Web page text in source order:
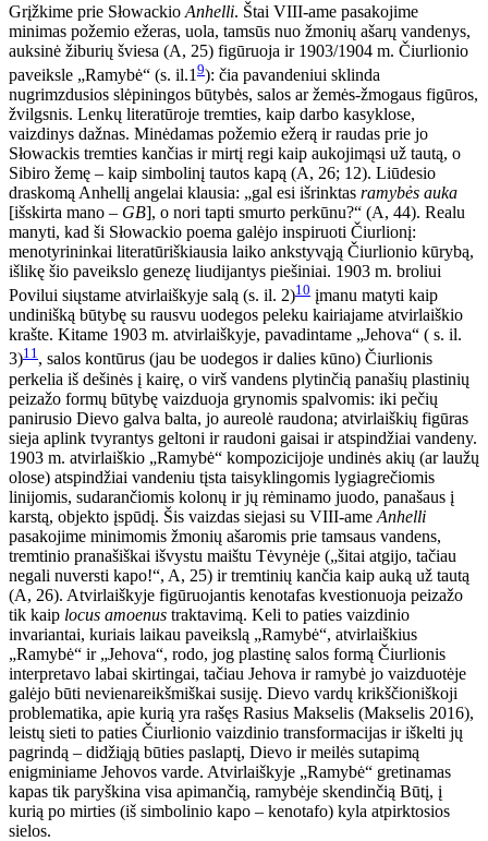
Grįžkime prie Słowackio Anhelli. Štai VIII-ame pasakojime
minimas požemio ežeras, uola, tamsūs nuo žmonių ašarų vandenys,
auksinė žiburių šviesa (A, 25) figūruoja ir 1903/1904 m. Čiurlionio
paveiksle „Ramybė“ (s. il.1 9): čia pavandeniui sklinda
nugrimzdusios slėpiningos būtybės, salos ar žemės-žmogaus figūros,
žvilgsnis. Lenkų literatūroje tremties, kaip darbo kasyklose,
vaizdinys dažnas. Minėdamas požemio ežerą ir raudas prie jo
Słowackis tremties kančias ir mirtį regi kaip aukojimąsi už tautą, o
Sibiro žemę – kaip simbolinį tautos kapą (A, 26; 12). Liūdesio
draskomą Anhellį angelai klausia: „gal esi išrinktas ramybės auka
[išskirta mano – GB], o nori tapti smurto perkūnu?“ (A, 44). Realu
manyti, kad ši Słowackio poema galėjo inspiruoti Čiurlionį:
menotyrininkai literatūriškiausia laiko ankstyvąją Čiurlionio kūrybą,
išlikę šio paveikslo genezę liudijantys piešiniai. 1903 m. broliui
Povilui siųstame atvirlaiškyje salą (s. il. 2)10 įmanu matyti kaip
undinišką būtybę su rausvu uodegos peleku kairiajame atvirlaiškio
krašte. Kitame 1903 m. atvirlaiškyje, pavadintame „Jehova“ ( s. il.
3)11, salos kontūrus (jau be uodegos ir dalies kūno) Čiurlionis
perkelia iš dešinės į kairę, o virš vandens plytinčią panašių plastinių
peizažo formų būtybę vaizduoja grynomis spalvomis: iki pečių
panirusio Dievo galva balta, jo aureolė raudona; atvirlaiškių figūras
sieja aplink tvyrantys geltoni ir raudoni gaisai ir atspindžiai vandeny.
1903 m. atvirlaiškio „Ramybė“ kompozicijoje undinės akių (ar laužų
olose) atspindžiai vandeniu tįsta taisyklingomis lygiagrečiomis
linijomis, sudarančiomis kolonų ir jų rėminamo juodo, panašaus į
karstą, objekto įspūdį. Šis vaizdas siejasi su VIII-ame Anhelli
pasakojime minimomis žmonių ašaromis prie tamsaus vandens,
tremtinio pranašiškai išvystu maištu Tėvynėje („šitai atgijo, tačiau
negali nuversti kapo!“, A, 25) ir tremtinių kančia kaip auką už tautą
(A, 26). Atvirlaiškyje figūruojantis kenotafas kvestionuoja peizažo
tik kaip locus amoenus traktavimą. Keli to paties vaizdinio
invariantai, kuriais laikau paveikslą „Ramybė“, atvirlaiškius
„Ramybė“ ir „Jehova“, rodo, jog plastinę salos formą Čiurlionis
interpretavo labai skirtingai, tačiau Jehova ir ramybė jo vaizduotėje
galėjo būti nevienareikšmiškai susiję. Dievo vardų krikščioniškoji
problematika, apie kurią yra rašęs Rasius Makselis (Makselis 2016),
leistų sieti to paties Čiurlionio vaizdinio transformacijas ir iškelti jų
pagrindą – didžiąją būties paslaptį, Dievo ir meilės sutapimą
enigminiame Jehovos varde. Atvirlaiškyje „Ramybė“ gretinamas
kapas tik paryškina visa apimančią, ramybėje skendinčią Būtį, į
kurią po mirties (iš simbolinio kapo – kenotafo) kyla atpirktosios
sielos.